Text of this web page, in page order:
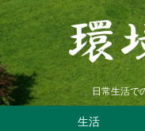
日常生活で
生活